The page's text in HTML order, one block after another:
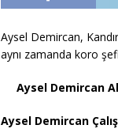
Aysel Demircan,
aynı zamanda koro
Aysel Demircan
Aysel Demircan